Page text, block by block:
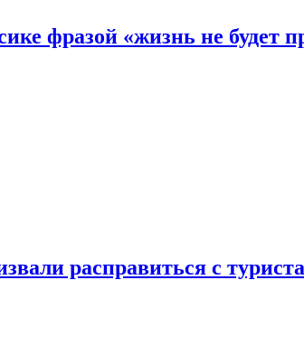
фразой «жизнь не будет
расправиться с